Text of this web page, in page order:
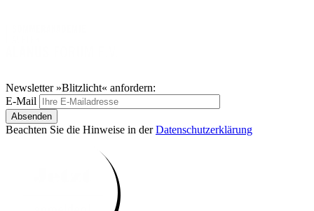
Newsletter »Blitzlicht« anfordern:
E-Mail
Absenden
Beachten Sie die Hinweise in derDatenschutzerklärung